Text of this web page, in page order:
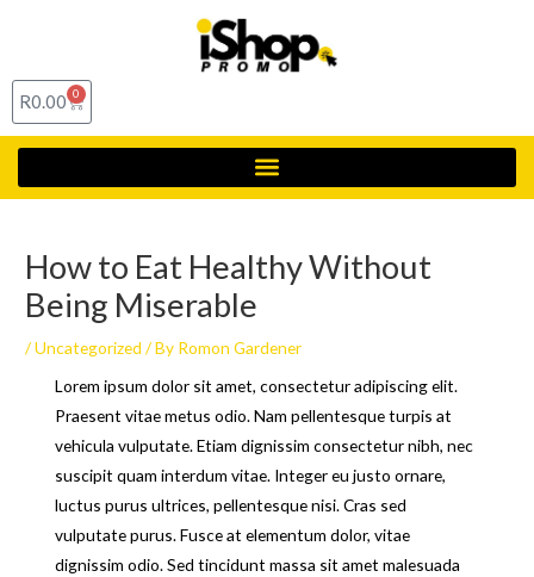
R0.00 0
How to Eat Healthy Without
Being Miserable
/Uncategorized / By Romon Gardener
Lorem ipsum dolor sit amet, consectetur adipiscing elit.
Praesent vitae metus odio. Nam pellentesque turpis at
vehicula vulputate. Etiam dignissim consectetur nibh, nec
suscipit quam interdum vitae. Integer eu justo ornare,
luctus purus ultrices, pellentesque nisi. Cras sed
vulputate purus. Fusce at elementum dolor, vitae
dignissim odio. Sed tincidunt massa sit amet malesuada